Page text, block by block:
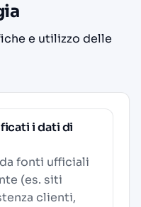
e utilizzo delle
i dati di
fonti ufficiali
(es. siti
clienti,